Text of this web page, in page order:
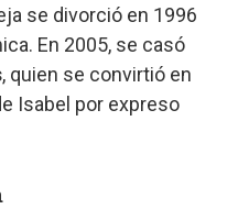
se divorció en 1996
En 2005, se casó
, quien se convirtió en
Isabel por expreso